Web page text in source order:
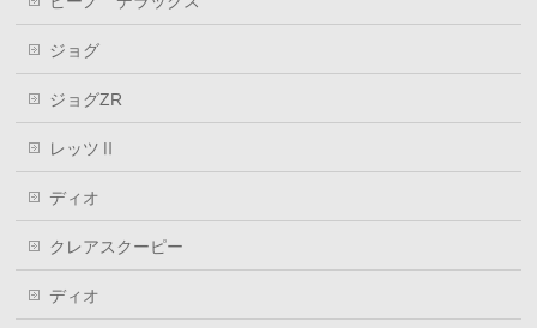
ジョグ
ジョグZR
レッツⅡ
ディオ
クレアスクーピー
ディオ